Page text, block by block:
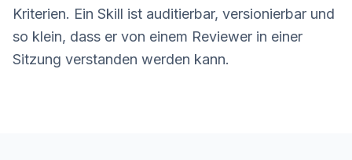
Kriterien. Ein Skill ist auditierbar, versionierbar und
so klein, dass er von einem Reviewer in einer
Sitzung verstanden werden kann.